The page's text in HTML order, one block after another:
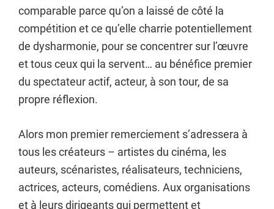
comparable parce qu’on a laissé de côté la
compétition et ce qu’elle charrie potentiellement
de dysharmonie, pour se concentrer sur l’œuvre
et tous ceux qui la servent… au bénéfice premier
du spectateur actif, acteur, à son tour, de sa
propre réflexion.
Alors mon premier remerciement s’adressera à
tous les créateurs – artistes du cinéma, les
auteurs, scénaristes, réalisateurs, techniciens,
actrices, acteurs, comédiens. Aux organisations
et à leurs dirigeants qui permettent et